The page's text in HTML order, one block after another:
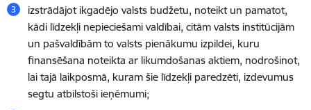
izstrādājot ikgadējo valsts budžetu, noteikt un pamatot,
kādi līdzekļi nepieciešami valdībai, citām valsts institūcijām
un pašvaldībām to valsts pienākumu izpildei, kuru
finansēšana noteikta ar likumdošanas aktiem, nodrošinot,
lai tajā laikposmā, kuram šie līdzekļi paredzēti, izdevumus
segtu atbilstoši ieņēmumi;